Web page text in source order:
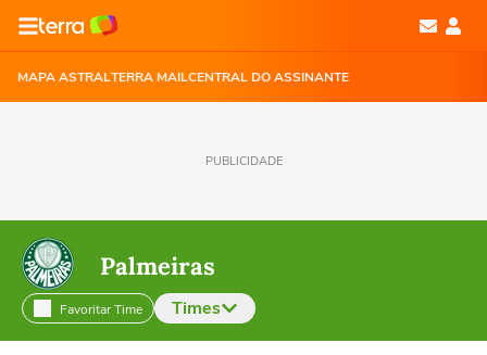
MAPA ASTRALTERRA MAILCENTRAL DO ASSINANTE
PUBLICIDADE
Palmeiras
Favoritar Time Times